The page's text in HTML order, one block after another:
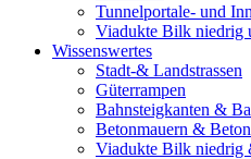
Tunnelportale- und
Viadukte Bilk niedrig
Wissenswertes
Stadt-& Landstrassen
Güterrampen
Bahnsteigkanten &
Betonmauern &
Viadukte Bilk niedrig